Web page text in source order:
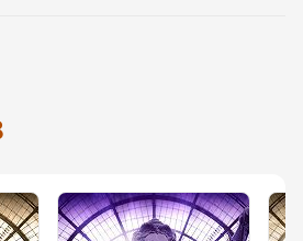
любимыми произведениями даже